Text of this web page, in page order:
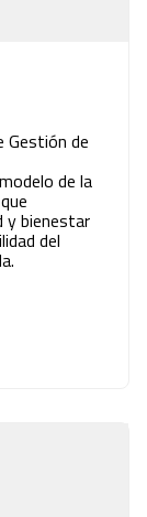
Gestión de
de la
y bienestar
del